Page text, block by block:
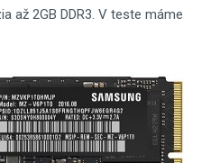
až 2GB DDR3. V teste máme